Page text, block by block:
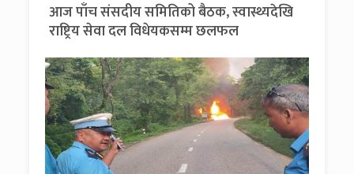
आज पाँच संसदीय समितिको बैठक, स्वास्थ्यदेखि
राष्ट्रिय सेवा दल विधेयकसम्म छलफल